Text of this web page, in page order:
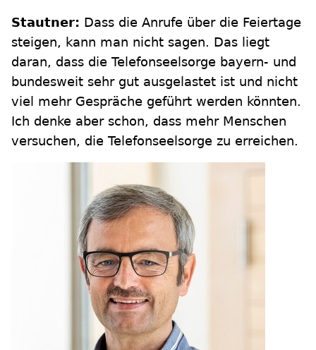
Stautner: Dass die Anrufe über die Feiertage
steigen, kann man nicht sagen. Das liegt
daran, dass die Telefonseelsorge bayern- und
bundesweit sehr gut ausgelastet ist und nicht
viel mehr Gespräche geführt werden könnten.
Ich denke aber schon, dass mehr Menschen
versuchen, die Telefonseelsorge zu erreichen.